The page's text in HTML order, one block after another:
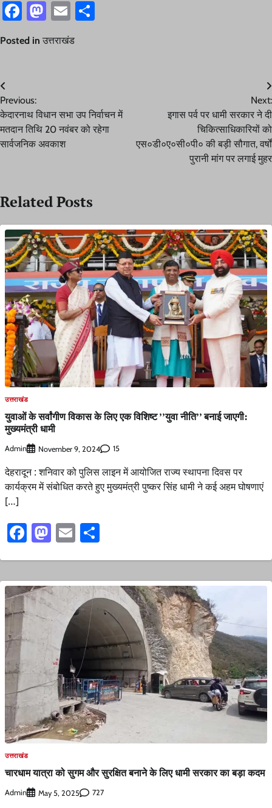
Facebook
Mastodon
Email
Posted in उत्तराखंड
Post
navigation
Previous:
केदारनाथ विधान सभा उप निर्वाचन में
मतदान तिथि 20 नवंबर को रहेगा
सार्वजनिक अवकाश
Next:
इगास पर्व पर धामी सरकार ने दी
चिकित्साधिकारियों को
एस०डी०ए०सी०पी० की बड़ी सौगात, वर्षों
पुरानी मांग पर लगाई मुहर
Related Posts
उत्तराखंड
युवाओं के सर्वांगीण विकास के लिए एक विशिष्ट ’’युवा नीति’’ बनाई जाएगी:
मुख्यमंत्री धामी
Admin November 9, 2024 15
देहरादून : शनिवार को पुलिस लाइन में आयोजित राज्य स्थापना दिवस पर
कार्यक्रम में संबोधित करते हुए मुख्यमंत्री पुष्कर सिंह धामी ने कई अहम घोषणाएं
[…]
Facebook
Mastodon
Email
उत्तराखंड
चारधाम यात्रा को सुगम और सुरक्षित बनाने के लिए धामी सरकार का बड़ा कदम
Admin May 5, 2025 727